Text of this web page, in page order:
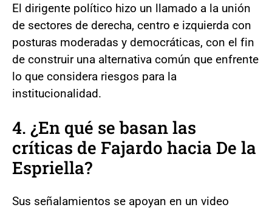
El dirigente político hizo un llamado a la unión
de sectores de derecha, centro e izquierda con
posturas moderadas y democráticas, con el fin
de construir una alternativa común que enfrente
lo que considera riesgos para la
institucionalidad.
4. ¿En qué se basan las
críticas de Fajardo hacia De la
Espriella?
Sus señalamientos se apoyan en un video